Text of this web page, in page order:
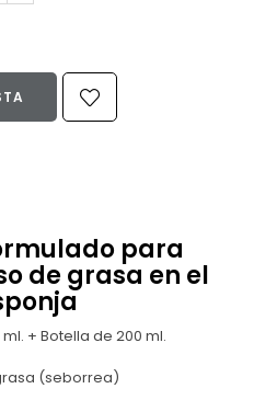
para
de grasa en el
+ Botella de 200 ml.
(seborrea)